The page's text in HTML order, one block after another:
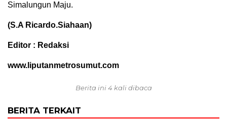
Simalungun Maju.
(S.A Ricardo.Siahaan)
Editor : Redaksi
www.liputanmetrosumut.com
Berita ini 4 kali dibaca
BERITA TERKAIT